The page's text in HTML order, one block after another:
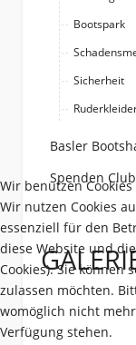
Bootspark
Sicherheit
Basler
Spenden
Wir benutzen Cookies
Wir nutzen Cookies
essenziell für den
diese Website und
Cookies). Sie können
zulassen möchten.
womöglich nicht
Verfügung stehen.